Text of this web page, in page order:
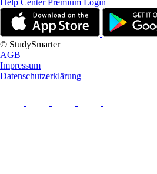
Help CenterPremium Login
© StudySmarter
AGB
Impressum
Datenschutzerklärung